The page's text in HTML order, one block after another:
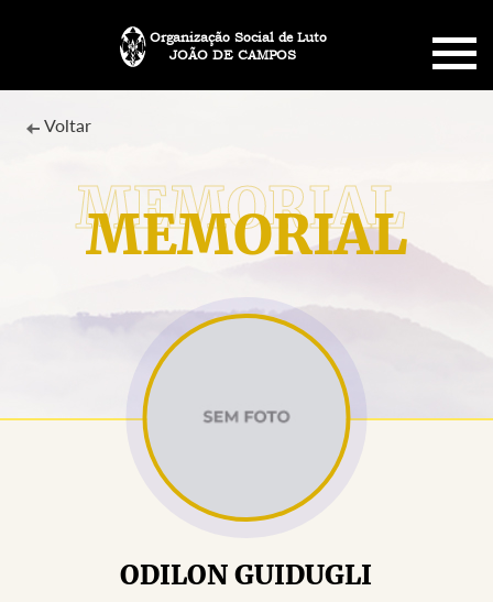
JOÃO DE CAMPOS
Organização Social de Luto
SOBRE NÓS
PLANO FUNERÁRIO
MENSAGENS
MEMORIAL
Voltar
ODILON GUIDUGLI